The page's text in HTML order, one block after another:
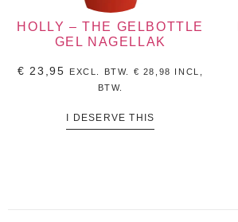
HOLLY – THE GELBOTTLE
GEL NAGELLAK
€ 23,95 EXCL. BTW. € 28,98 INCL,
BTW.
I DESERVE THIS